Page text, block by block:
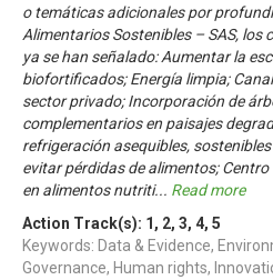
o temáticas adicionales por
Alimentarios Sostenibles – SAS, los
ya se han señalado: Aumentar la
biofortificados; Energía limpia;
sector privado; Incorporación de
complementarios en paisajes
refrigeración asequibles,
evitar pérdidas de alimentos;
en alimentos nutriti... Read more
Action Track(s): 1 , 2, 3, 4, 5
Keywords: Data & Evidence,
Governance, Human rights,